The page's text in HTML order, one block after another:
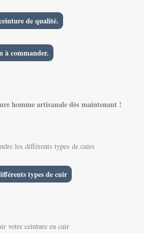
de qualité.
à commander.
homme artisanale dès maintenant !
les différents types de cuirs
types de cuir
votre ceinture en cuir